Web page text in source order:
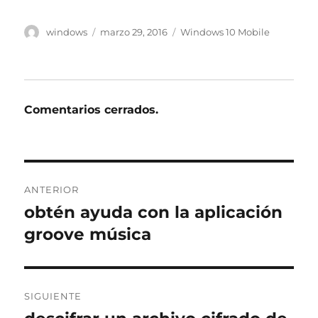
Autor
windows
Publicado
marzo 29, 2016 Etiquetas
Windows 10 Mobile
Comentarios cerrados.
de
entradas
ANTERIOR
Entrada
anterior:
obtén ayuda con la aplicación
groove música
SIGUIENTE